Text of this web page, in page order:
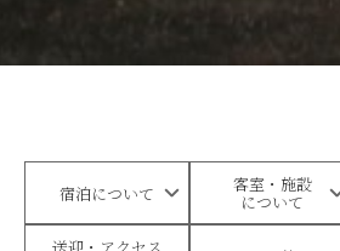
宿泊について 客室・施設
について